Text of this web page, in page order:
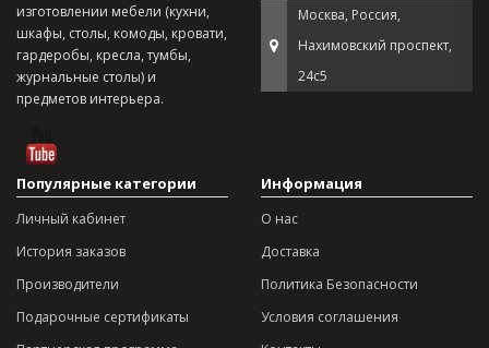
изготовлении мебели (кухни,
шкафы, столы, комоды, кровати,
гардеробы, кресла, тумбы,
журнальные столы) и
предметов интерьера.
Москва, Россия,
Нахимовский проспект,
24с5
Популярные категории
Личный кабинет
История заказов
Производители
Подарочные сертификаты
Информация
О нас
Доставка
Политика Безопасности
Условия соглашения